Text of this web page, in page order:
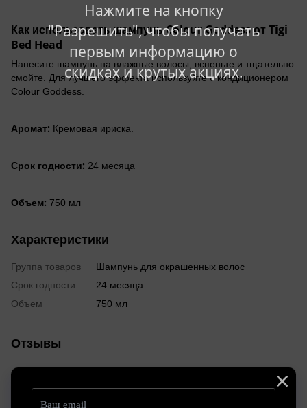
Нажмите на кнопку
"Разрешить", чтобы получать
первым информацию о
скидках и крутых акциях.
Как использовать шампунь Colour Goddess от Tigi
Bed Head
Нанесите шампунь на влажные волосы, вспеньте и тщательно
смойте. Для лучшего эффекта используйте с кондиционером
Colour Goddess.
Аромат: Кремовая ириска.
Срок годности: 24 месяца
Объем: 750 мл
Характеристики
Группа товаров
Шампунь для окрашенных волос
Срок годности
24 месяца
Объем
750 мл
Отзывы